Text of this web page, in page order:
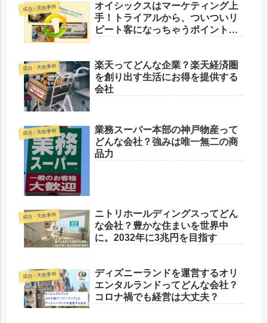
成功・失敗事例
オイシックスはマーケティング上
手！トライアルから、ついついリ
ピート客になっちゃうポイントと
成功・失敗事例
楽天ってどんな企業？楽天経済圏
を創り出す生活にお得を提供する
会社
成功・失敗事例
業務スーパー本部の神戸物産って
どんな会社？強みは唯一無二の商
品力
成功・失敗事例
ニトリホールディングスってどん
な会社？豊かな住まいを世界中
に。2032年に3兆円を目指す
成功・失敗事例
ディズニーランドを運営するオリ
エンタルランドってどんな会社？
コロナ禍でも経営は大丈夫？